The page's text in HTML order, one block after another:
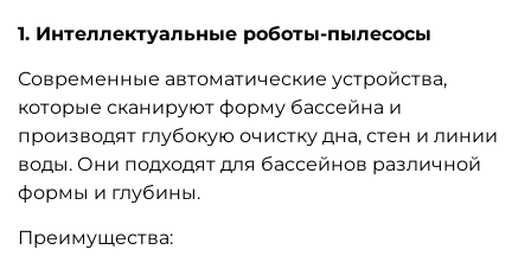
1. Интеллектуальные роботы-пылесосы
Современные автоматические устройства,
которые сканируют форму бассейна и
производят глубокую очистку дна, стен и линии
воды. Они подходят для бассейнов различной
формы и глубины.
Преимущества: